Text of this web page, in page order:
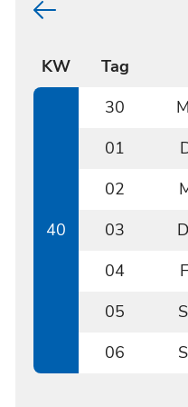
KW Tag
40
30
01
02
03
04
05
06